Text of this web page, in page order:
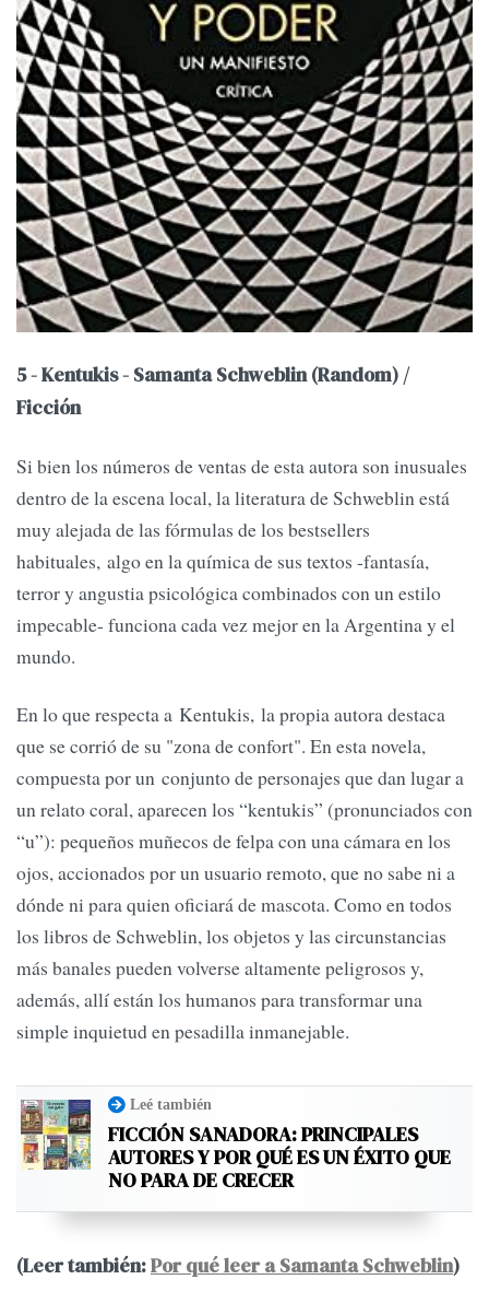
5 - Kentukis - Samanta Schweblin (Random) /
Ficción
Si bien los números de ventas de esta autora son inusuales
dentro de la escena local, la literatura de Schweblin está
muy alejada de las fórmulas de los bestsellers
habituales, algo en la química de sus textos -fantasía,
terror y angustia psicológica combinados con un estilo
impecable- funciona cada vez mejor en la Argentina y el
mundo.
En lo que respecta a Kentukis, la propia autora destaca
que se corrió de su "zona de confort". En esta novela,
compuesta por un conjunto de personajes que dan lugar a
un relato coral, aparecen los “kentukis” (pronunciados con
“u”): pequeños muñecos de felpa con una cámara en los
ojos, accionados por un usuario remoto, que no sabe ni a
dónde ni para quien oficiará de mascota. Como en todos
los libros de Schweblin, los objetos y las circunstancias
más banales pueden volverse altamente peligrosos y,
además, allí están los humanos para transformar una
simple inquietud en pesadilla inmanejable.
Leé también
FICCIÓN SANADORA: PRINCIPALES
AUTORES Y POR QUÉ ES UN ÉXITO QUE
NO PARA DE CRECER
(Leer también:Por qué leer a Samanta Schweblin)